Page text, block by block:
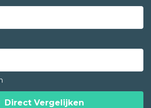
Direct Vergelijken